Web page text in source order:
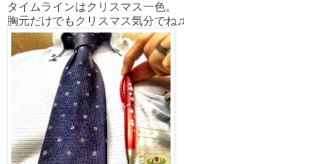
タイムラインはクリスマス一色。
胸元だけでもクリスマス気分でね♫